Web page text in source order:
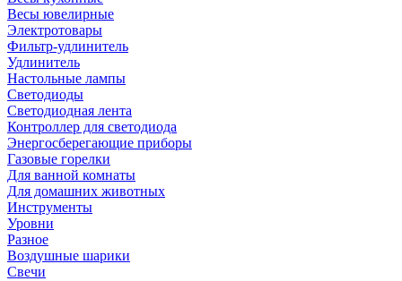
Весы ювелирные
Электротовары
Фильтр-удлинитель
Удлинитель
Настольные лампы
Светодиоды
Светодиодная лента
Контроллер для светодиода
Энергосберегающие приборы
Газовые горелки
Для ванной комнаты
Для домашних животных
Инструменты
Уровни
Разное
Воздушные шарики
Свечи